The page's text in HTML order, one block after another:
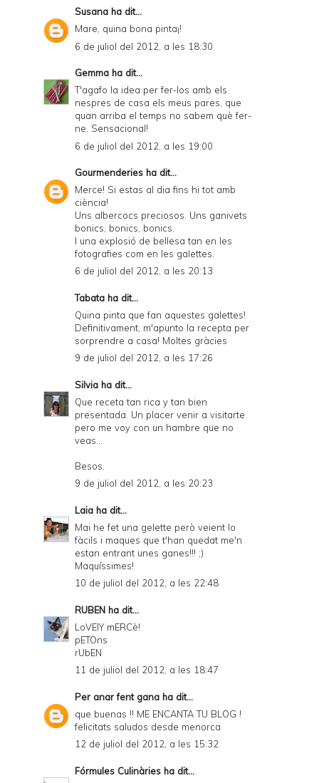
Susana ha dit...
Mare, quina bona pinta¡!
6 de juliol del 2012, a les 18:30
Gemma ha dit...
T'agafo la idea per fer-los amb els
nespres de casa els meus pares, que
quan arriba el temps no sabem què fer-
ne. Sensacional!
6 de juliol del 2012, a les 19:00
Gourmenderies ha dit...
Merce! Si estas al dia fins hi tot amb
ciència!
Uns albercocs preciosos. Uns ganivets
bonics, bonics, bonics.
I una explosió de bellesa tan en les
fotografies com en les galettes.
6 de juliol del 2012, a les 20:13
Tabata ha dit...
Quina pinta que fan aquestes galettes!
Definitivament, m'apunto la recepta per
sorprendre a casa! Moltes gràcies
9 de juliol del 2012, a les 17:26
Silvia ha dit...
Que receta tan rica y tan bien
presentada. Un placer venir a visitarte
pero me voy con un hambre que no
veas...
Besos.
9 de juliol del 2012, a les 20:23
Laia ha dit...
Mai he fet una gelette però veient lo
fàcils i maques que t'han quedat me'n
estan entrant unes ganes!!! ;)
Maquíssimes!
10 de juliol del 2012, a les 22:48
RUBEN ha dit...
LoVElY mERCè!
pETOns
rUbEN
11 de juliol del 2012, a les 18:47
Per anar fent gana ha dit...
que buenas !! ME ENCANTA TU BLOG !
felicitats saludos desde menorca
12 de juliol del 2012, a les 15:32
Fórmules Culinàries ha dit...